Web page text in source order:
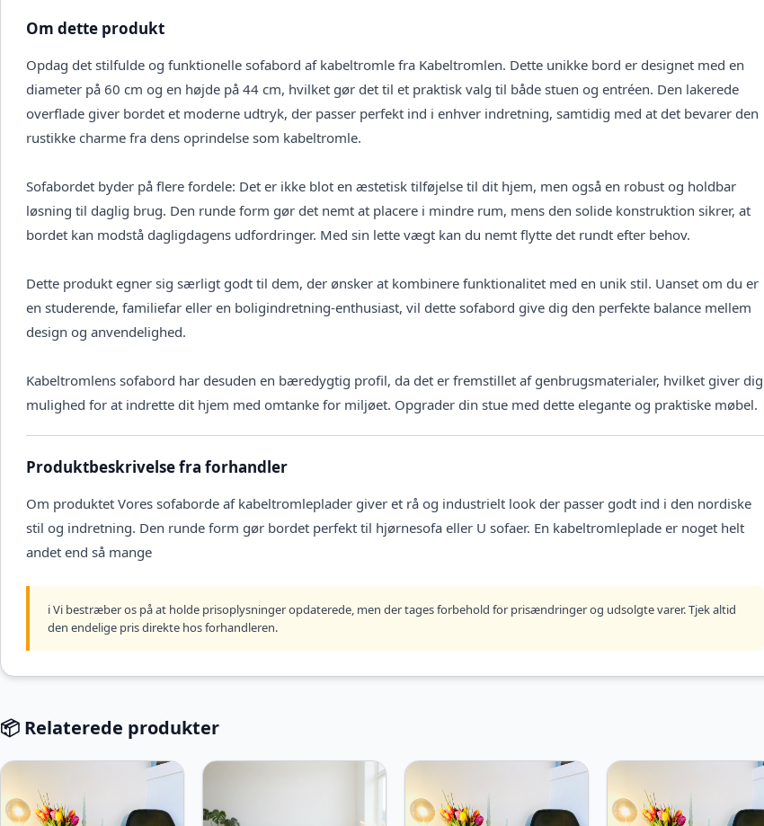
Om dette produkt
Opdag det stilfulde og funktionelle sofabord af kabeltromle fra Kabeltromlen. Dette unikke bord er designet med en
diameter på 60 cm og en højde på 44 cm, hvilket gør det til et praktisk valg til både stuen og entréen. Den lakerede
overflade giver bordet et moderne udtryk, der passer perfekt ind i enhver indretning, samtidig med at det bevarer den
rustikke charme fra dens oprindelse som kabeltromle.
Sofabordet byder på flere fordele: Det er ikke blot en æstetisk tilføjelse til dit hjem, men også en robust og holdbar
løsning til daglig brug. Den runde form gør det nemt at placere i mindre rum, mens den solide konstruktion sikrer, at
bordet kan modstå dagligdagens udfordringer. Med sin lette vægt kan du nemt flytte det rundt efter behov.
Dette produkt egner sig særligt godt til dem, der ønsker at kombinere funktionalitet med en unik stil. Uanset om du er
en studerende, familiefar eller en boligindretning-enthusiast, vil dette sofabord give dig den perfekte balance mellem
design og anvendelighed.
Kabeltromlens sofabord har desuden en bæredygtig profil, da det er fremstillet af genbrugsmaterialer, hvilket giver dig
mulighed for at indrette dit hjem med omtanke for miljøet. Opgrader din stue med dette elegante og praktiske møbel.
Produktbeskrivelse fra forhandler
Om produktet Vores sofaborde af kabeltromleplader giver et rå og industrielt look der passer godt ind i den nordiske
stil og indretning. Den runde form gør bordet perfekt til hjørnesofa eller U sofaer. En kabeltromleplade er noget helt
andet end så mange
ℹ️ Vi bestræber os på at holde prisoplysninger opdaterede, men der tages forbehold for prisændringer og udsolgte varer. Tjek altid
den endelige pris direkte hos forhandleren.
📦 Relaterede produkter